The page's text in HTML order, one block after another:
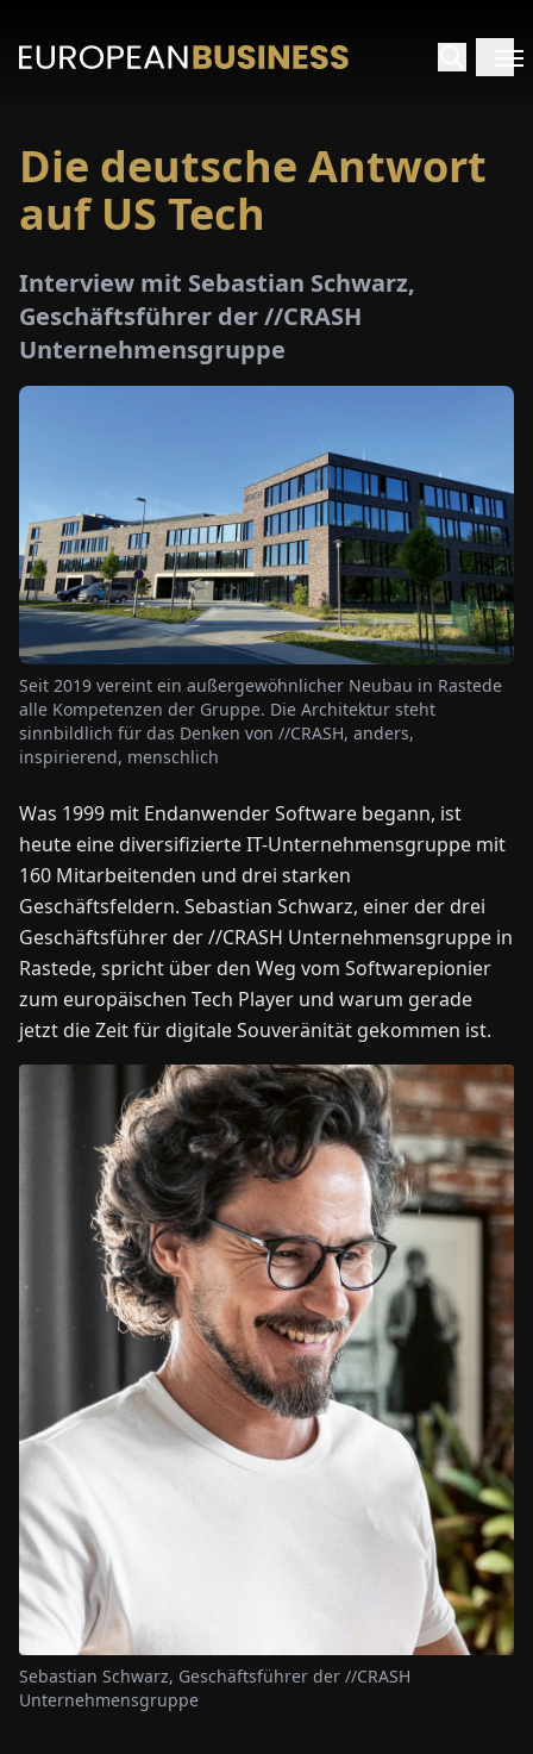
NEWS
ÜBER
UNS
ENDEFRESITNLPLHU
KONTAKT
ZU
Die deutsche Antwort
auf US Tech
Interview mit Sebastian Schwarz,
Geschäftsführer der //CRASH
Unternehmensgruppe
Seit 2019 vereint ein außergewöhnlicher Neubau in Rastede
alle Kompetenzen der Gruppe. Die Architektur steht
sinnbildlich für das Denken von //CRASH, anders,
inspirierend, menschlich
Was 1999 mit Endanwender Software begann, ist
heute eine diversifizierte IT-Unternehmensgruppe mit
160 Mitarbeitenden und drei starken
Geschäftsfeldern. Sebastian Schwarz, einer der drei
Geschäftsführer der //CRASH Unternehmensgruppe in
Rastede, spricht über den Weg vom Softwarepionier
zum europäischen Tech Player und warum gerade
jetzt die Zeit für digitale Souveränität gekommen ist.
Sebastian Schwarz, Geschäftsführer der //CRASH
Unternehmensgruppe